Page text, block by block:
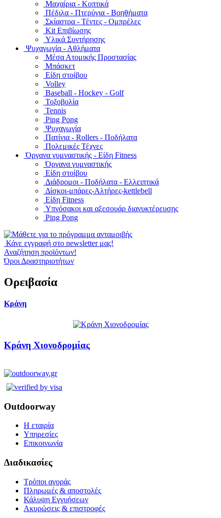
Μαχαίρια - Κοπτικά
Πέδιλα - Πτερύγια - Βοηθήματα
Σκίαστρα - Τέντες - Ομπρέλες
Kit Επιβίωσης
Υλικά Συντήρησης
Ψυχαγωγία - Αθλήματα
Μέσα Ατομικής Προστασίας
Μπάσκετ
Είδη στοίβου
Volley
Baseball - Hockey - Golf
Τοξοβολία
Tennis
Ping Pong
Ψυχαγωγία
Πατίνια - Rollers - Ποδήλατα
Πολεμικές Τέχνες
Όργανα γυμναστικής - Είδη Fitness
Όργανα γυμναστικής
Είδη στοίβου
Διάδρομοι - Ποδήλατα - Ελλειπτικά
Δίσκοι-μπάρες-Αλτήρες-kettlebell
Είδη Fitness
Υπνόσακοι και αξεσουάρ διανυκτέρευσης
Ping Pong
Κάνε εγγραφή στο newsletter μας!
Αναζήτηση προϊόντων!
Όροι Δραστηριοτήτων
Ορειβασία
Κράνη
Κράνη Χιονοδρομίας
Outdoorway
Η εταιρία
Υπηρεσίες
Επικοινωνία
Διαδικασίες
Τρόποι αγοράς
Πληρωμές & αποστολές
Κάλυψη Εγγυήσεων
Ακυρώσεις & επιστροφές